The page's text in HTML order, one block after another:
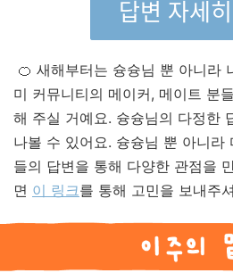
답변 자세
🍊 새해부터는 슝슝님 뿐 아니라
미 커뮤니티의 메이커, 메이트 분
해 주실 거예요. 슝슝님의 다정한
나볼 수 있어요. 슝슝님 뿐 아니라
들의 답변을 통해 다양한 관점을
면 이 링크를 통해 고민을 보내주